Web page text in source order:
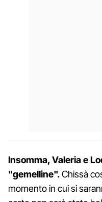
Insomma, Valeria e
"gemelline".Chissà
momento in cui si